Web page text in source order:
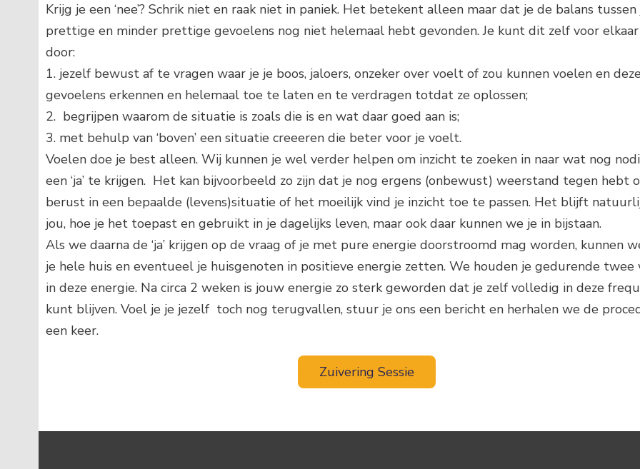
Krijg je een ‘nee’? Schrik niet en raak niet in paniek. Het betekent alleen maar dat je de balans tussen
prettige en minder prettige gevoelens nog niet helemaal hebt gevonden. Je kunt dit zelf voor
door:
1. jezelf bewust af te vragen waar je je boos, jaloers, onzeker over voelt of zou kunnen voelen en
gevoelens erkennen en helemaal toe te laten en te verdragen totdat ze oplossen;
2. begrijpen waarom de situatie is zoals die is en wat daar goed aan is;
3. met behulp van ‘boven’ een situatie creeeren die beter voor je voelt.
Voelen doe je best alleen. Wij kunnen je wel verder helpen om inzicht te zoeken in naar wat nog
een ‘ja’ te krijgen. Het kan bijvoorbeeld zo zijn dat je nog ergens (onbewust) weerstand tegen hebt
berust in een bepaalde (levens)situatie of het moeilijk vind je inzicht toe te passen. Het blijft
jou, hoe je het toepast en gebruikt in je dagelijks leven, maar ook daar kunnen we je in bijstaan.
Als we daarna de ‘ja’ krijgen op de vraag of je met pure energie doorstroomd mag worden, kunnen
je hele huis en eventueel je huisgenoten in positieve energie zetten. We houden je gedurende twee
in deze energie. Na circa 2 weken is jouw energie zo sterk geworden dat je zelf volledig in deze
kunt blijven. Voel je je jezelf toch nog terugvallen, stuur je ons een bericht en herhalen we de
een keer.
Zuivering Sessie